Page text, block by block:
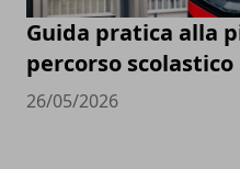
Guida pratica alla
percorso
26/05/2026